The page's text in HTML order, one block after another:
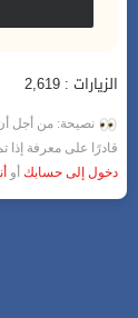
الزيارات : 2,619
نصيحة: من أجل
قادرًا على معرفة إذا
دخول إلى حسابك أو